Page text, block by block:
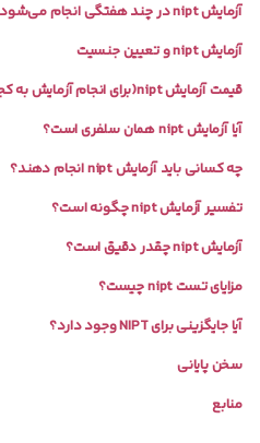
آزمایش nipt در چند هفتگی انجام می‌شود؟
آزمایش nipt و تعیین جنسیت
قیمت آزمایش nipt(برای انجام آزمایش به کجا باید مراجعه کنیم؟)
آیا آزمایش nipt همان سلفری است؟
چه کسانی باید آزمایش nipt انجام دهند؟
تفسیر آزمایش nipt چگونه است؟
آزمایش nipt چقدر دقیق است؟
مزایای تست nipt چیست؟
آیا جایگزینی برای NIPT وجود دارد؟
سخن پایانی
منابع